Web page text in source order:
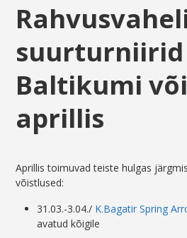
suurturniirid
Baltikumi
aprillis
Aprillis toimuvad teiste hulgas
võistlused:
31.03.-3.04./ K.Bagatir Spring
avatud kõigile